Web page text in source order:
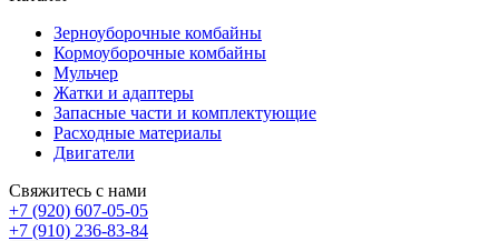
Зерноуборочные комбайны
Кормоуборочные комбайны
Мульчер
Жатки и адаптеры
Запасные части и комплектующие
Расходные материалы
Двигатели
Свяжитесь с нами
+7 (920) 607-05-05
+7 (910) 236-83-84